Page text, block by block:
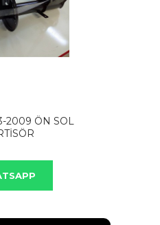
2009 ÖN SOL